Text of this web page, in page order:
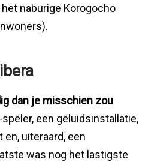
naburige Korogocho
dan je misschien zou
een geluidsinstallatie,
uiteraard, een
was nog het lastigste